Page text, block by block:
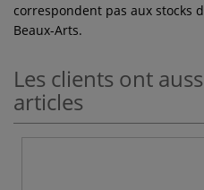
correspondent pas aux stocks
Beaux-Arts.
Les clients ont
articles